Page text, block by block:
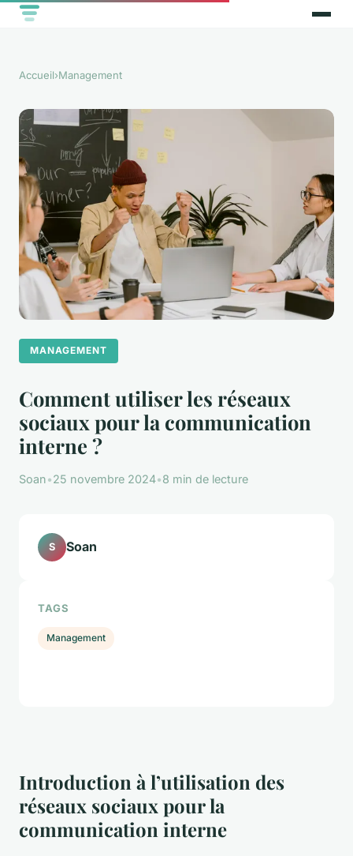
Accueil›Management
MANAGEMENT
Comment utiliser les réseaux
sociaux pour la communication
interne ?
Soan•25 novembre 2024•8 min de lecture
Introduction à l’utilisation des
réseaux sociaux pour la
communication interne
S Soan
TAGS
Management